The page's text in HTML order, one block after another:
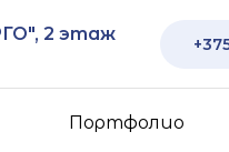
2 этаж
Портфолио